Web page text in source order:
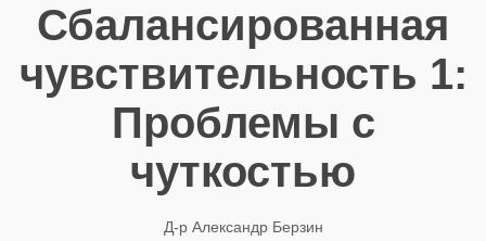
Сбалансированная
чувствительность 1:
Проблемы с
чуткостью
Д-р Александр Берзин